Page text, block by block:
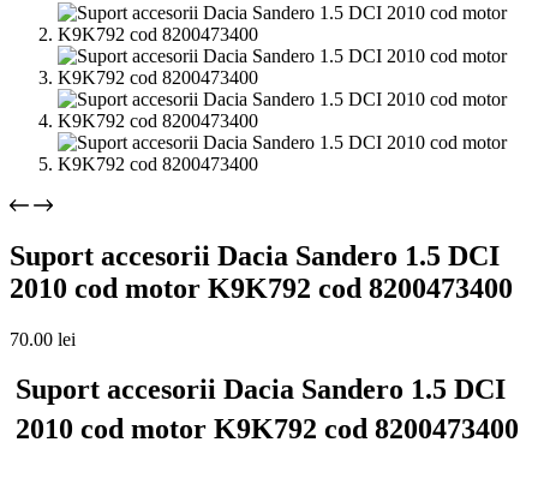
Suport accesorii Dacia Sandero 1.5 DCI
2010 cod motor K9K792 cod 8200473400
70.00 lei
Suport accesorii Dacia Sandero 1.5 DCI
2010 cod motor K9K792 cod 8200473400